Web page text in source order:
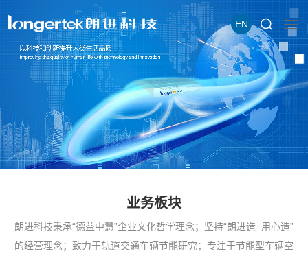
EN
业务板块
朗进科技秉承“德益中慧”企业文化哲学理念；坚持“朗进造=用心造”
的经营理念；致力于轨道交通车辆节能研究；专注于节能型车辆空